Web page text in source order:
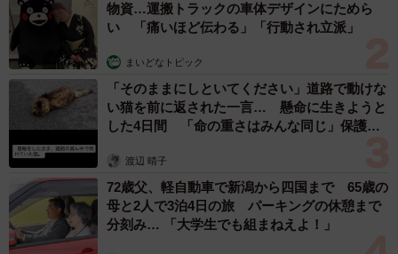
物資…運搬トラックの車体デザインにためら
い 「痛いほど伝わる」「行動され立派」
まいどなトピック
「そのままにしといてください」道路で動けな
い猫を前に返された一言… 懸命に生きようと
した4日間 「命の重さはみんな同じ」保護団
渡辺 晴子
72歳父、軽自動車で新潟から四国まで 65歳の
母と2人で3泊4日の旅 パーキングの休憩まで
分刻み… 「大学生でも組まねえよ！」